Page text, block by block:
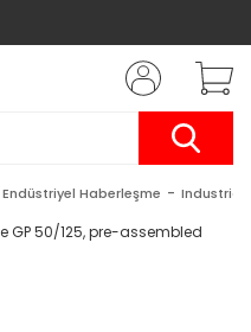
Endüstriyel Haberleşme Industrial